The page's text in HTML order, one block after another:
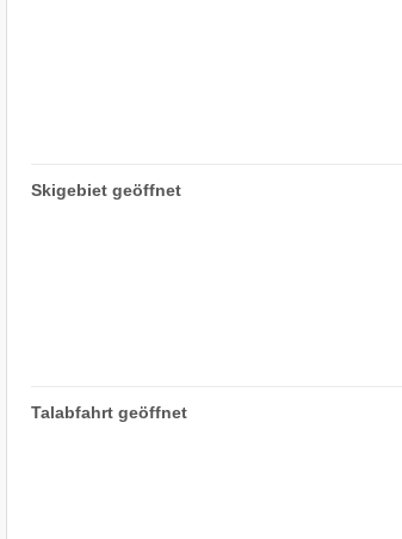
Skigebiet geöffnet
Talabfahrt geöffnet